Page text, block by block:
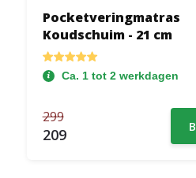
Pocketveringmatras
Koudschuim - 21 cm
Ca. 1 tot 2 werkdagen
299
209